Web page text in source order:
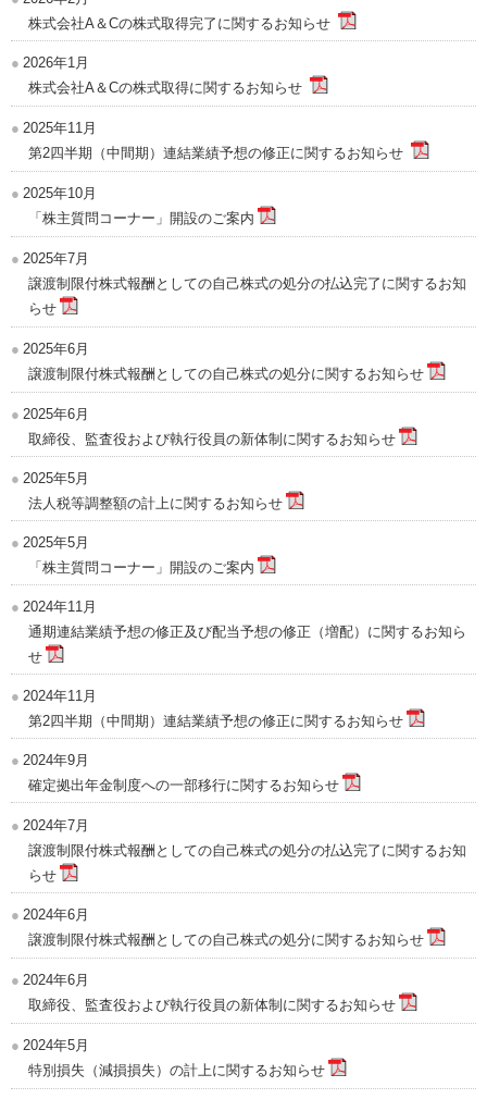
株式会社A＆Cの株式取得完了に関するお知らせ
2026年1月
株式会社A＆Cの株式取得に関するお知らせ
2025年11月
第2四半期（中間期）連結業績予想の修正に関するお知らせ
2025年10月
「株主質問コーナー」開設のご案内
2025年7月
譲渡制限付株式報酬としての自己株式の処分の払込完了に関するお知
らせ
2025年6月
譲渡制限付株式報酬としての自己株式の処分に関するお知らせ
2025年6月
取締役、監査役および執行役員の新体制に関するお知らせ
2025年5月
法人税等調整額の計上に関するお知らせ
2025年5月
「株主質問コーナー」開設のご案内
2024年11月
通期連結業績予想の修正及び配当予想の修正（増配）に関するお知ら
せ
2024年11月
第2四半期（中間期）連結業績予想の修正に関するお知らせ
2024年9月
確定拠出年金制度への一部移行に関するお知らせ
2024年7月
譲渡制限付株式報酬としての自己株式の処分の払込完了に関するお知
らせ
2024年6月
譲渡制限付株式報酬としての自己株式の処分に関するお知らせ
2024年6月
取締役、監査役および執行役員の新体制に関するお知らせ
2024年5月
特別損失（減損損失）の計上に関するお知らせ